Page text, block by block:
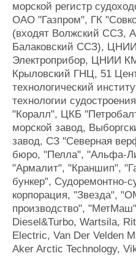
морской регистр
ОАО "Газпром", ГК
(входят Волжский ССЗ,
Балаковский ССЗ),
Электроприбор, ЦНИИ
Крыловский ГНЦ, 51
технологический
технологии
"Коралл", ЦКБ
морской завод,
завод, СЗ "Северная
бюро, "Пелла", "Альфа-
"Армалит", "Краншип",
бункер", Судоремонтно-
корпорация, "Звезда",
производство",
Diesel&Turbo, Wartsila,
Electric, Van Der Velden
Aker Arctic Technology,